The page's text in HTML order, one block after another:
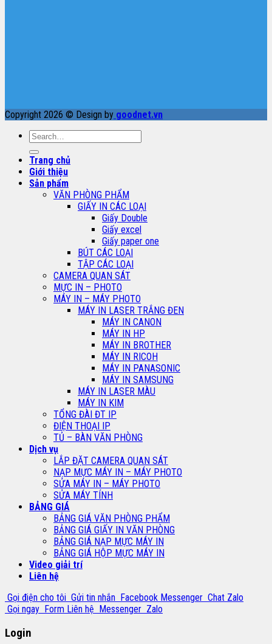
Copyright 2026 © Design by goodnet.vn
Search
for:
Trang chủ
Giới thiệu
Sản phẩm
VĂN PHÒNG PHẨM
GIẤY IN CÁC LOẠI
Giấy Double
Giấy excel
Giấy paper one
BÚT CÁC LOẠI
TẬP CÁC LOẠI
CAMERA QUAN SÁT
MỰC IN – PHOTO
MÁY IN – MÁY PHOTO
MÁY IN LASER TRẮNG ĐEN
MÁY IN CANON
MÁY IN HP
MÁY IN BROTHER
MÁY IN RICOH
MÁY IN PANASONIC
MÁY IN SAMSUNG
MÁY IN LASER MÀU
MÁY IN KIM
TỔNG ĐÀI ĐT IP
ĐIỆN THOẠI IP
TỦ – BÀN VĂN PHÒNG
Dịch vụ
LẮP ĐẶT CAMERA QUAN SÁT
NẠP MỰC MÁY IN – MÁY PHOTO
SỬA MÁY IN – MÁY PHOTO
SỬA MÁY TÍNH
BẢNG GIÁ
BẢNG GIÁ VĂN PHÒNG PHẨM
BẢNG GIÁ GIẤY IN VĂN PHÒNG
BẢNG GIÁ NẠP MỰC MÁY IN
BẢNG GIÁ HỘP MỰC MÁY IN
Video giải trí
Liên hệ
Gọi điện cho tôi Gửi tin nhắn Facebook Messenger Chat Zalo
Gọi ngay Form Liên hệ Messenger Zalo
Login